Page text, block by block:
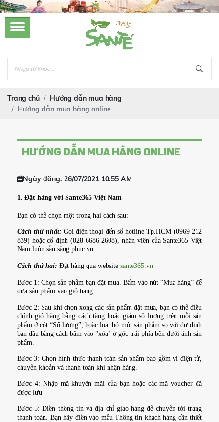
Trang chủ
Hướng dẫn mua hàng
Hướng dẫn mua hàng online
HƯỚNG DẪN MUA HÀNG ONLINE
Ngày đăng: 26/07/2021 10:55 AM
1. Đặt hàng với Sante365 Việt Nam
Bạn có thể chọn một trong hai cách sau:
Cách thứ nhất: Gọi điện thoại đến số hotline Tp.HCM (0969 212
839) hoặc cố định (028 6686 2608), nhân viên của Sante365 Việt
Nam luôn sẵn sàng phục vụ.
Cách thứ hai: Đặt hàng qua website sante365.vn
Bước 1: Chọn sản phẩm bạn đặt mua. Bấm vào nút “Mua hàng” để
đưa sản phẩm vào giỏ hàng.
Bước 2: Sau khi chọn xong các sản phẩm đặt mua, bạn có thể điều
chỉnh giỏ hàng bằng cách tăng hoặc giảm số lượng trên mỗi sản
phẩm ở cột “Số lượng”, hoặc loại bỏ một sản phẩm so với dự định
ban đầu bằng cách bấm vào "xóa" ở góc trái phía bên dưới ảnh sản
phẩm.
Bước 3: Chọn hình thức thanh toán sản phẩm bao gồm ví điện tử,
chuyển khoản và thanh toán khi nhận hàng.
Bước 4: Nhập mã khuyến mãi của bạn hoặc các mã voucher đã
được lưu
Bước 5: Điền thông tin và địa chỉ giao hàng để chuyển tới trang
thanh toán. Bạn hãy điền vào mẫu Thông tin khách hàng cần thiết